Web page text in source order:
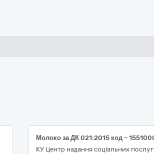
КУ Центр надання соціальних послуг